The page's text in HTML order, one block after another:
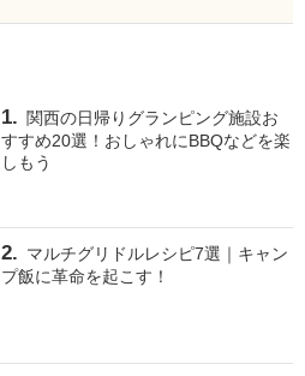
関西の日帰りグランピング施設お
すすめ20選！おしゃれにBBQなどを楽
しもう
マルチグリドルレシピ7選｜キャン
プ飯に革命を起こす！